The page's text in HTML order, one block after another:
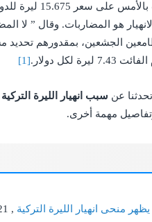
دولار أمريكي
هو المضاربات. وقال ” لا
الجشعين، بمقدورهم تحديد
لكل دولار.
[1]
عن سبب انهيار الليرة التركية
وتفاصيل مهمة أخرى.
منحى انهيار الليرة التركية , 17/12/2021